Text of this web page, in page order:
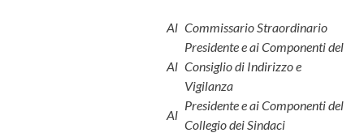
Al Commissario Straordinario
Al
Presidente e ai Componenti del
Consiglio di Indirizzo e
Vigilanza
Al
Presidente e ai Componenti del
Collegio dei Sindaci